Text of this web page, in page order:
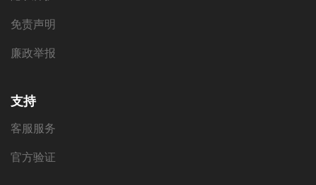
免责声明
廉政举报
支持
客服服务
官方验证